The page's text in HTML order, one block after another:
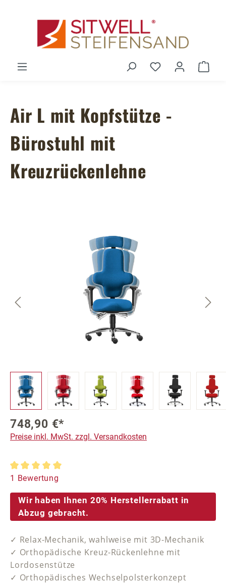
Du hast 0
Air L mit Kopfstütze -
Bürostuhl mit
Kreuzrückenlehne
Bildergalerie überspringen
748,90 €*
Preise inkl. MwSt. zzgl. Versandkosten
Durchschnittliche Bewertung von 5 von 5 Sternen
1 Bewertung
Wir haben Ihnen 20% Herstellerrabatt in
Abzug gebracht.
✓ Relax-Mechanik, wahlweise mit 3D-Mechanik
✓ Orthopädische Kreuz-Rückenlehne mit
Lordosenstütze
✓ Orthopädisches Wechselpolsterkonzept